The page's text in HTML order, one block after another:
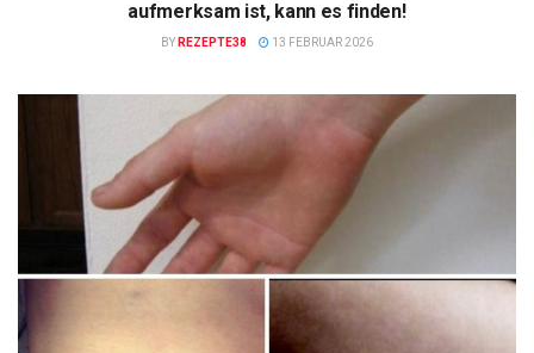
aufmerksam ist, kann es finden!
BY REZEPTE38 13 FEBRUAR 2026